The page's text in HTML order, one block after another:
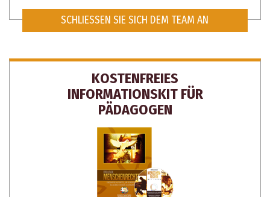
SCHLIESSEN SIE SICH DEM TEAM AN
KOSTENFREIES
INFORMATIONSKIT FÜR
PÄDAGOGEN